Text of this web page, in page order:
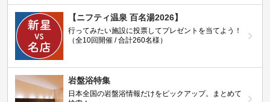
【ニフティ温泉 百名湯2026】
行ってみたい施設に投票してプレゼントを当てよう！
（全10回開催 / 合計260名様）
岩盤浴特集
日本全国の岩盤浴情報だけをピックアップ。まとめて